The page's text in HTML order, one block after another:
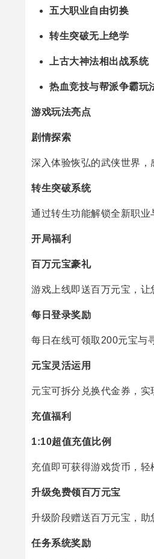
五大职业自由切换
转生突破无上绝学
上古大神法相出战系统
热血竞技与帮派争霸玩
游戏玩法亮点
剧情探索
深入体验恢弘的武侠世界，
转生突破系统
通过转生功能解锁全新职业
开局福利
百万元宝豪礼
游戏上线即送百万元宝，让
每日登录奖励
每日在线可领取200元宝与
元宝灵活运用
元宝可拆分兑换代金券，实
充值福利
1:10超值充值比例
充值即可获得游戏货币，轻
升级免费领百万元宝
升级阶段赠送百万元宝，助
任务系统奖励